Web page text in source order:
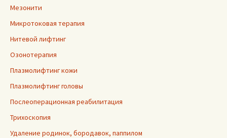
Мезонити
Микротоковая терапия
Нитевой лифтинг
Озонотерапия
Плазмолифтинг кожи
Плазмолифтинг головы
Послеоперационная реабилитация
Трихоскопия
Удаление родинок, бородавок, паппилом